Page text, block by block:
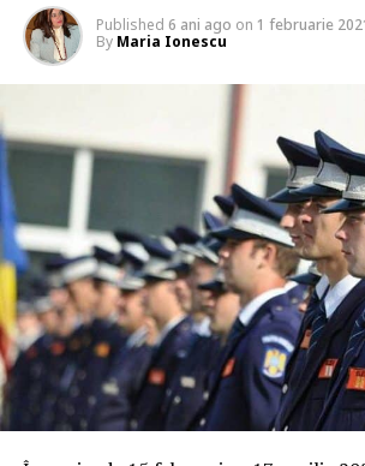
Published 6 ani ago on 1 februarie
By Maria Ionescu